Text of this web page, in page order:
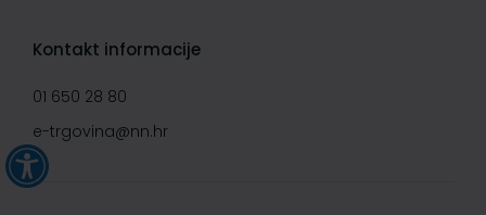
Kontakt informacije
01 650 28 80
e-trgovina@nn.hr